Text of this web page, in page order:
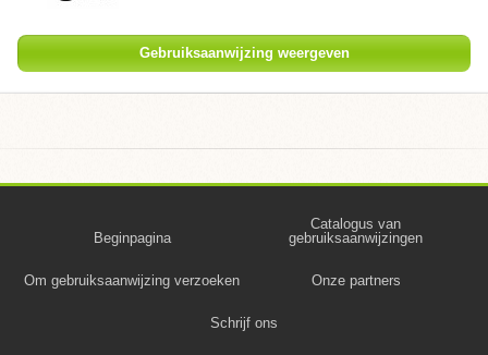
Gebruiksaanwijzing weergeven
Beginpagina
Catalogus van
gebruiksaanwijzingen
Om gebruiksaanwijzing verzoeken Onze partners
Schrijf ons